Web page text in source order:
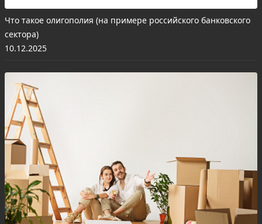
Что такое олигополия (на примере российского банковского
сектора)
10.12.2025